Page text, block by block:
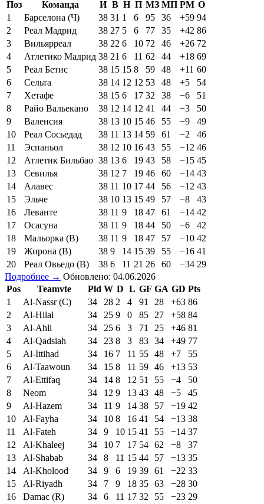
Поз Команда И В Н П МЗ МП РМ О
1
Барселона (Ч) 38 31 1 6 95 36 +59 94
2
Реал Мадрид 38 27 5 6 77 35 +42 86
3
Вильярреал 38 22 6 10 72 46 +26 72
4
Атлетико Мадрид 38 21 6 11 62 44 +18 69
5
Реал Бетис 38 15 15 8 59 48 +11 60
6
Сельта 38 14 12 12 53 48 +5
54
7
Хетафе 38 15 6 17 32 38 −6
51
8
Райо Вальекано 38 12 14 12 41 44 −3
50
9
Валенсия 38 13 10 15 46 55 −9
49
10
Реал Сосьедад 38 11 13 14 59 61 −2
46
11
Эспаньол 38 12 10 16 43 55 −12 46
12
Атлетик Бильбао 38 13 6 19 43 58 −15 45
13
Севилья 38 12 7 19 46 60 −14 43
14
Алавес 38 11 10 17 44 56 −12 43
15
Эльче 38 10 13 15 49 57 −8
43
16
Леванте 38 11 9 18 47 61 −14 42
17
Осасуна 38 11 9 18 44 50 −6
42
18
Мальорка (В) 38 11 9 18 47 57 −10 42
19
Жирона (В) 38 9 14 15 39 55 −16 41
20
Реал Овьедо (В) 38 6 11 21 26 60 −34 29
Подробнее → Обновлено: 04.06.2026
Pos
Teamvte Pld W D L GF GA GD Pts
1
Al-Nassr (C) 34 28 2 4 91 28 +63 86
2
Al-Hilal 34 25 9 0 85 27 +58 84
3
Al-Ahli 34 25 6 3 71 25 +46 81
4
Al-Qadsiah 34 23 8 3 83 34 +49 77
5
Al-Ittihad 34 16 7 11 55 48 +7
55
6
Al-Taawoun 34 15 8 11 59 46 +13 53
7
Al-Ettifaq 34 14 8 12 51 55 −4
50
8
Neom 34 12 9 13 43 48 −5
45
9
Al-Hazem 34 11 9 14 38 57 −19 42
10
Al-Fayha 34 10 8 16 41 54 −13 38
11
Al-Fateh 34 9 10 15 41 55 −14 37
12
Al-Khaleej 34 10 7 17 54 62 −8
37
13
Al-Shabab 34 8 11 15 44 57 −13 35
14
Al-Kholood 34 9 6 19 39 61 −22 33
15
Al-Riyadh 34 7 9 18 35 63 −28 30
16
Damac (R) 34 6 11 17 32 55 −23 29